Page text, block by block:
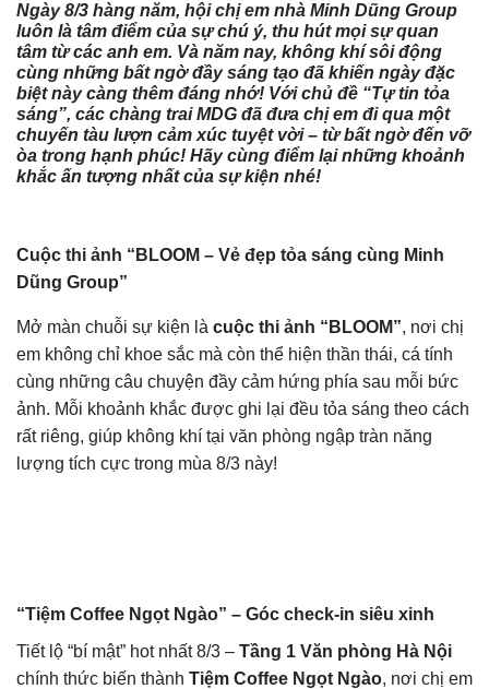
Ngày 8/3 hàng năm, hội chị em nhà Minh Dũng Group
luôn là tâm điểm của sự chú ý, thu hút mọi sự quan
tâm từ các anh em. Và năm nay, không khí sôi động
cùng những bất ngờ đầy sáng tạo đã khiến ngày đặc
biệt này càng thêm đáng nhớ! Với chủ đề “Tự tin tỏa
sáng”, các chàng trai MDG đã đưa chị em đi qua một
chuyến tàu lượn cảm xúc tuyệt vời – từ bất ngờ đến vỡ
òa trong hạnh phúc! Hãy cùng điểm lại những khoảnh
khắc ấn tượng nhất của sự kiện nhé!
Cuộc thi ảnh “BLOOM – Vẻ đẹp tỏa sáng cùng Minh
Dũng Group”
Mở màn chuỗi sự kiện là cuộc thi ảnh “BLOOM”, nơi chị
em không chỉ khoe sắc mà còn thể hiện thần thái, cá tính
cùng những câu chuyện đầy cảm hứng phía sau mỗi bức
ảnh. Mỗi khoảnh khắc được ghi lại đều tỏa sáng theo cách
rất riêng, giúp không khí tại văn phòng ngập tràn năng
lượng tích cực trong mùa 8/3 này!
“Tiệm Coffee Ngọt Ngào” – Góc check-in siêu xinh
Tiết lộ “bí mật” hot nhất 8/3 – Tầng 1 Văn phòng Hà Nội
chính thức biến thành Tiệm Coffee Ngọt Ngào, nơi chị em